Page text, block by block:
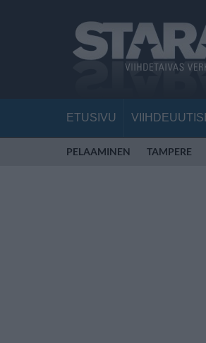
ETUSIVU
PELAAMINEN TAMPERE